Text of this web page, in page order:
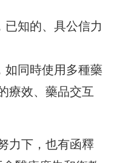
知的、具公信力
如同時使用多種藥
療效、藥品交互
力下，也有函釋